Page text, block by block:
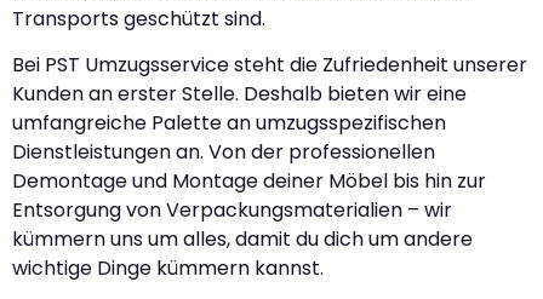
Transports geschützt sind.
Bei PST Umzugsservice steht die Zufriedenheit unserer
Kunden an erster Stelle. Deshalb bieten wir eine
umfangreiche Palette an umzugsspezifischen
Dienstleistungen an. Von der professionellen
Demontage und Montage deiner Möbel bis hin zur
Entsorgung von Verpackungsmaterialien – wir
kümmern uns um alles, damit du dich um andere
wichtige Dinge kümmern kannst.